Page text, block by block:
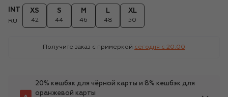
INT
RU
XS
42
S
44
M
46
L
48
XL
50
Получите заказ с примеркой сегодня c 20:00
20% кешбэк для чёрной карты и 8% кешбэк для
оранжевой карты